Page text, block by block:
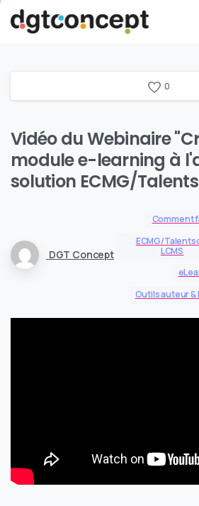
0
Vidéo du Webinaire
module e-learning à
solution ECMG/
DGT Concept
Comment
ECMG/
LCMS
Outils auteur &